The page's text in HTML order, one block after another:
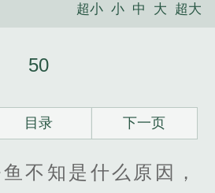
超小 小 中 大 超大
50
目录 下一页
不知是什么原因，